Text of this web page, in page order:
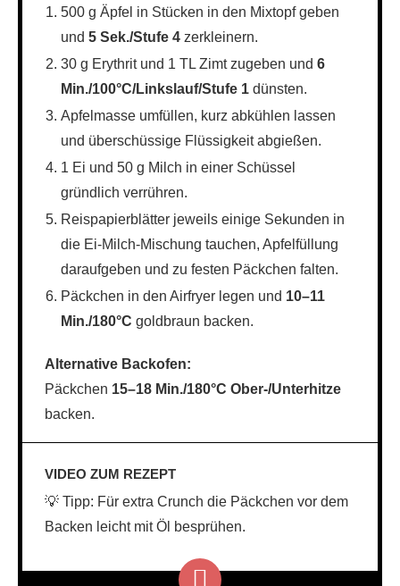
500 g Äpfel in Stücken in den Mixtopf geben
und 5 Sek./Stufe 4 zerkleinern.
30 g Erythrit und 1 TL Zimt zugeben und 6
Min./100°C/Linkslauf/Stufe 1 dünsten.
Apfelmasse umfüllen, kurz abkühlen lassen
und überschüssige Flüssigkeit abgießen.
1 Ei und 50 g Milch in einer Schüssel
gründlich verrühren.
Reispapierblätter jeweils einige Sekunden in
die Ei-Milch-Mischung tauchen, Apfelfüllung
daraufgeben und zu festen Päckchen falten.
Päckchen in den Airfryer legen und 10–11
Min./180°C goldbraun backen.
Alternative Backofen:
Päckchen 15–18 Min./180°C Ober-/Unterhitze
backen.
VIDEO ZUM REZEPT
💡 Tipp: Für extra Crunch die Päckchen vor dem
Backen leicht mit Öl besprühen.